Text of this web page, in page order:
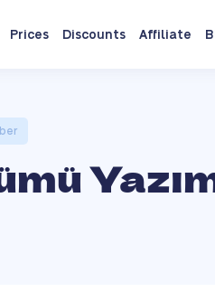
Prices Discounts Affiliate